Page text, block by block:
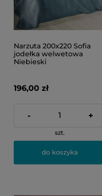
Narzuta 200x220 Sofia
jodełka welwetowa
Niebieski
196,00 zł
- +
szt.
do koszyka